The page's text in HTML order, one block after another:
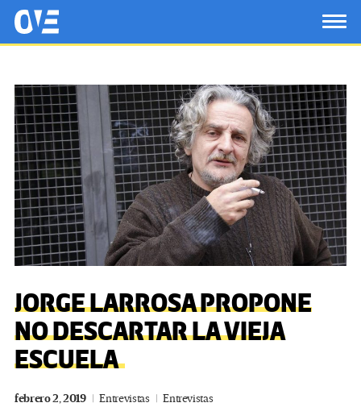
Saltar al contenido principal
OtrasVocesenEducacion.org
JORGE LARROSA PROPONE
NO DESCARTAR LA VIEJA
ESCUELA
febrero 2, 2019 Entrevistas Entrevistas